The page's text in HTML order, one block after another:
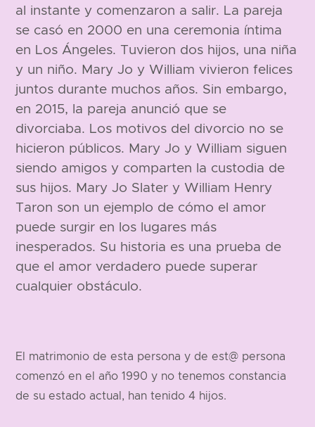
al instante y comenzaron a salir. La pareja
se casó en 2000 en una ceremonia íntima
en Los Ángeles. Tuvieron dos hijos, una niña
y un niño. Mary Jo y William vivieron felices
juntos durante muchos años. Sin embargo,
en 2015, la pareja anunció que se
divorciaba. Los motivos del divorcio no se
hicieron públicos. Mary Jo y William siguen
siendo amigos y comparten la custodia de
sus hijos. Mary Jo Slater y William Henry
Taron son un ejemplo de cómo el amor
puede surgir en los lugares más
inesperados. Su historia es una prueba de
que el amor verdadero puede superar
cualquier obstáculo.
El matrimonio de esta persona y de est@ persona
comenzó en el año 1990 y no tenemos constancia
de su estado actual, han tenido 4 hijos.